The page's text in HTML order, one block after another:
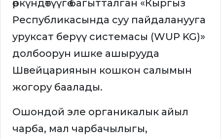
өркүндөтүүгө багытталган «Кыргыз
Республикасында суу пайдаланууга
уруксат берүү системасы (WUP KG)»
долбоорун ишке ашырууда
Швейцариянын кошкон салымын
жогору баалады.
Ошондой эле органикалык айыл
чарба, мал чарбачылыгы,